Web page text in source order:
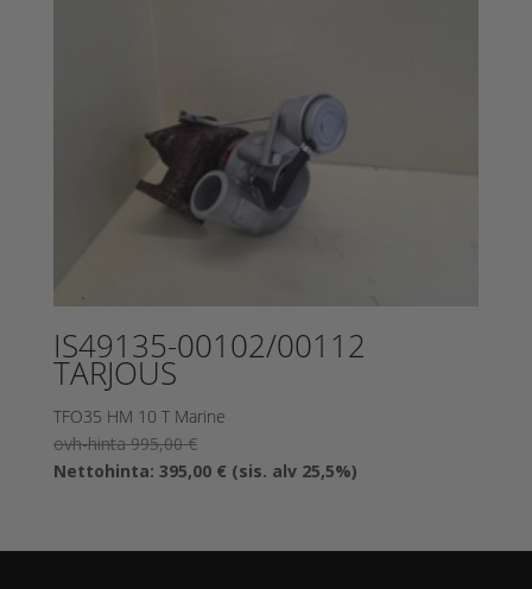
IS49135-00102/00112
TARJOUS
TFO35 HM 10 T Marine
ovh-hinta995,00€Alkuperäinen
hinta
Nettohinta: 395,00 €Nykyinen
395,00 €.
(sis. alv 25,5%)